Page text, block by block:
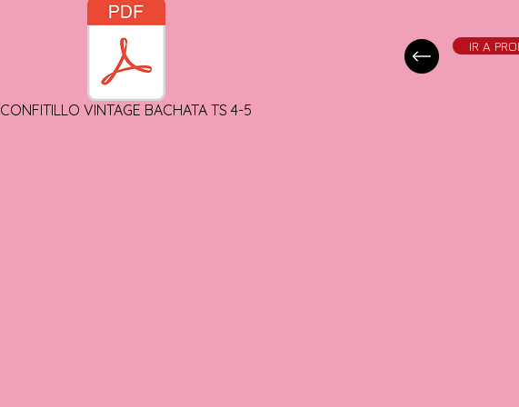
CONFITILLO VINTAGE BACHATA TS 4-5
IR A